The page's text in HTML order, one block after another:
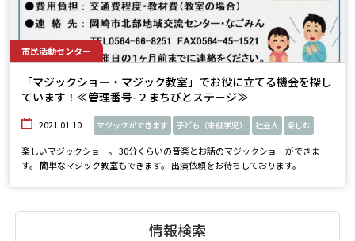
市民活動センター
「マジックショー・マジック教室」でお役に立てる機会を探し
ています！≪管理番号-２まちびとステージ≫
2021.01.10 マジックができます 子ども（未就学児） 社会人 楽しむ
楽しいマジックショー。 30分くらいの音楽とお話のマジックショーができま
す。 簡単なマジック教室もできます。 出演依頼をお待ちしております。
情報検索